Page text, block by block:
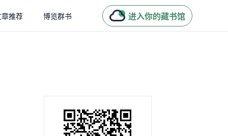
章推荐 博览群书 进入你的藏书馆